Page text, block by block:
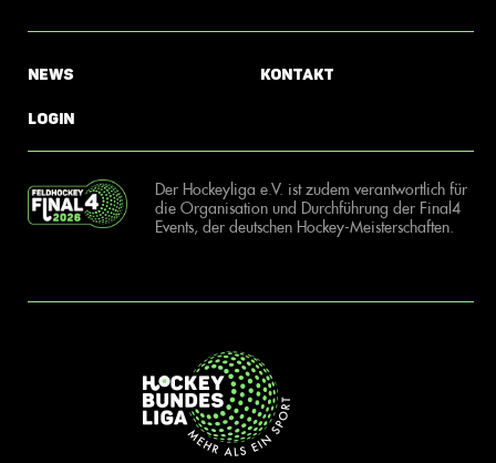
News
Login
Kontakt
Der Hockeyliga e.V. ist zudem verantwortlich für
die Organisation und Durchführung der Final4
Events, der deutschen Hockey-Meisterschaften.